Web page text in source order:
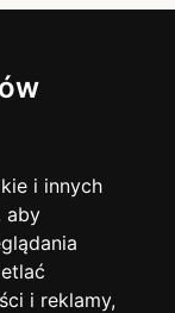
i innych
aby
i reklamy,
I